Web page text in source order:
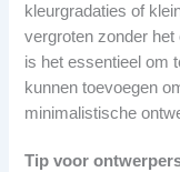
kleurgradaties of
vergroten zonder
is het essentieel om
kunnen toevoegen
minimalistische
Tip voor